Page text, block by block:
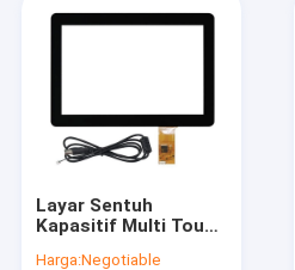
Layar Sentuh
Kapasitif Multi Touch
Harga:Negotiable